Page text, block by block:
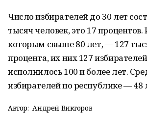
Число избирателей до 30 лет
тысяч человек, это 17
которым свыше 80 лет, — 127
процента, их них 127
исполнилось 100 и более лет.
избирателей по республике — 48
Автор: Андрей Викторов